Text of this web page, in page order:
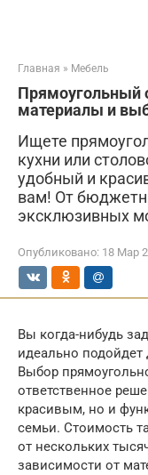
Главная » Мебель
Прямоугольный
материалы и
Ищете
кухни или
удобный и
вам! От
эксклюзивных
Опубликовано: 18 Мар
Вы когда-нибудь
идеально
Выбор
ответственное
красивым, но и
семьи. Стоимость
от нескольких
зависимости от